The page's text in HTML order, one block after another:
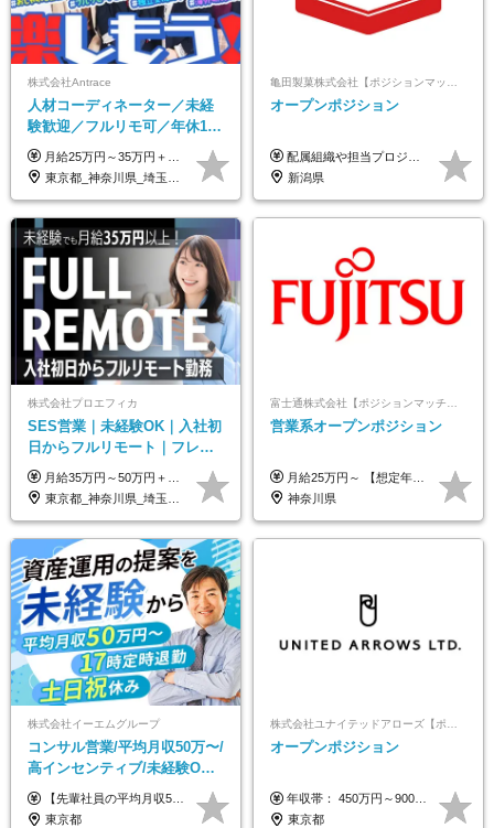
株式会社Antrace
人材コーディネーター／未経
験歓迎／フルリモ可／年休127
日／おしゃれ自由／海外研修
年10回／美容・サウナ割あり
月給25万円～35万円＋インセンティブ 未経験者：月給25万円～＋インセンティブ 経験者：月給35万円～＋インセンティブ （※経験者は営業経験5年以上の方を想定） ※経験・スキルなどを考慮のうえ、決定します ※時間外手当は別途全額支給します
東京都_神奈川県_埼玉県_千葉県_大阪府_愛知県_北海道_青森県_岩手県_宮城県_秋田県_山形県_福島県_茨城県_栃木県_群馬県_新潟県_山梨県_長野県_富山県_石川県_福井県_静岡県_岐阜県_三重県_兵庫県_京都府_滋賀県_奈良県_和歌山県_広島県_岡山県_鳥取県_島根県_山口県_徳島県_香川県_愛媛県_高知県_福岡県_熊本県_佐賀県_長崎県_大分県_宮崎県_鹿児島県_沖縄県
オープンポジション
配属組織や担当プロジェクトにより異なります。 想定年収：400万円～1000万円 ※ご経験やスキルに応じて決定します。 ※上記想定年収はあくまでも目安の金額であり、 選考を通じて上下する可能性があります。
新潟県
株式会社プロエフィカ
SES営業｜未経験OK｜入社初
日からフルリモート｜フレッ
クス可｜残業月平均10h以下｜
事業立ち上げメンバー
月給35万円～50万円＋交通費 ◎経験やスキルを考慮し、最大限優遇します ◎上記月給は固定残業代月40時間分(月10万9,375～)を含みます。残業時間が超過した場合はその分追加支給します ◎試用期間6カ月あり(給与や待遇は同じです)
東京都_神奈川県_埼玉県_千葉県_大阪府_愛知県_北海道_青森県_岩手県_宮城県_秋田県_山形県_福島県_茨城県_栃木県_群馬県_新潟県_山梨県_長野県_富山県_石川県_福井県_静岡県_岐阜県_三重県_兵庫県_京都府_滋賀県_奈良県_和歌山県_広島県_岡山県_鳥取県_島根県_山口県_徳島県_香川県_愛媛県_高知県_福岡県_熊本県_佐賀県_長崎県_大分県_宮崎県_鹿児島県_沖縄県
営業系オープンポジション
月給25万円～ 【想定年収】 400万円～1000万円（残業代及び諸手当込） ※ご経験、前年収、ご年齢に応じて決定します。
神奈川県
株式会社イーエムグループ
コンサル営業/平均月収50万〜/
高インセンティブ/未経験OK/
残業なし/4,50代も活躍/ブラン
ク可/面接1回
【先輩社員の平均月収50万円】 月給30万円以上+インセンティブ+その他手当 ※経験・スキルを考慮の上で給与を決定します ※上記には5万円（月20時間分）のみなし残業代と一律手当（営業手当4万円、能力評価手当4万円）を含みます ※上記を超える残業代は別途全額支給します ※試用期間：3ヶ月あり（試用期間中の待遇に差異なし）
東京都
オープンポジション
年収帯： 450万円～900万円 ※経験・スキルを考慮の上、決定します。
東京都